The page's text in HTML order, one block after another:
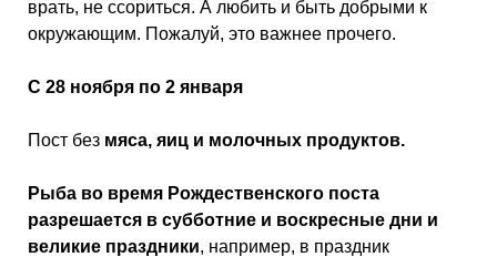
врать, не ссориться. А любить и быть добрыми к
окружающим. Пожалуй, это важнее прочего.
С 28 ноября по 2 января
Пост без мяса, яиц и молочных продуктов.
Рыба во время Рождественского поста
разрешается в субботние и воскресные дни и
великие праздники, например, в праздник